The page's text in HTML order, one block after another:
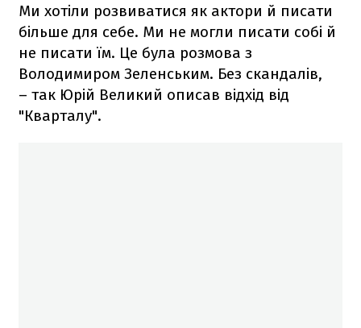
Ми хотіли розвиватися як актори й писати
більше для себе. Ми не могли писати собі й
не писати їм. Це була розмова з
Володимиром Зеленським. Без скандалів,
– так Юрій Великий описав відхід від
"Кварталу".